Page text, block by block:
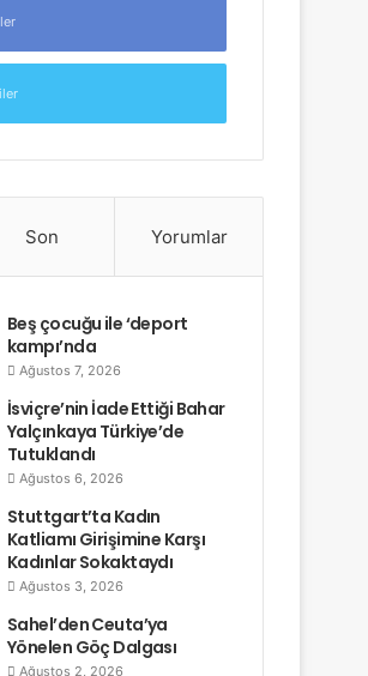
Son Yorumlar
Beş çocuğu ile ‘deport
kampı’nda
Ağustos 7, 2026
İsviçre’nin İade Ettiği Bahar
Yalçınkaya Türkiye’de
Tutuklandı
Ağustos 6, 2026
Stuttgart’ta Kadın
Katliamı Girişimine Karşı
Kadınlar Sokaktaydı
Ağustos 3, 2026
Sahel’den Ceuta’ya
Yönelen Göç Dalgası
Ağustos 2, 2026